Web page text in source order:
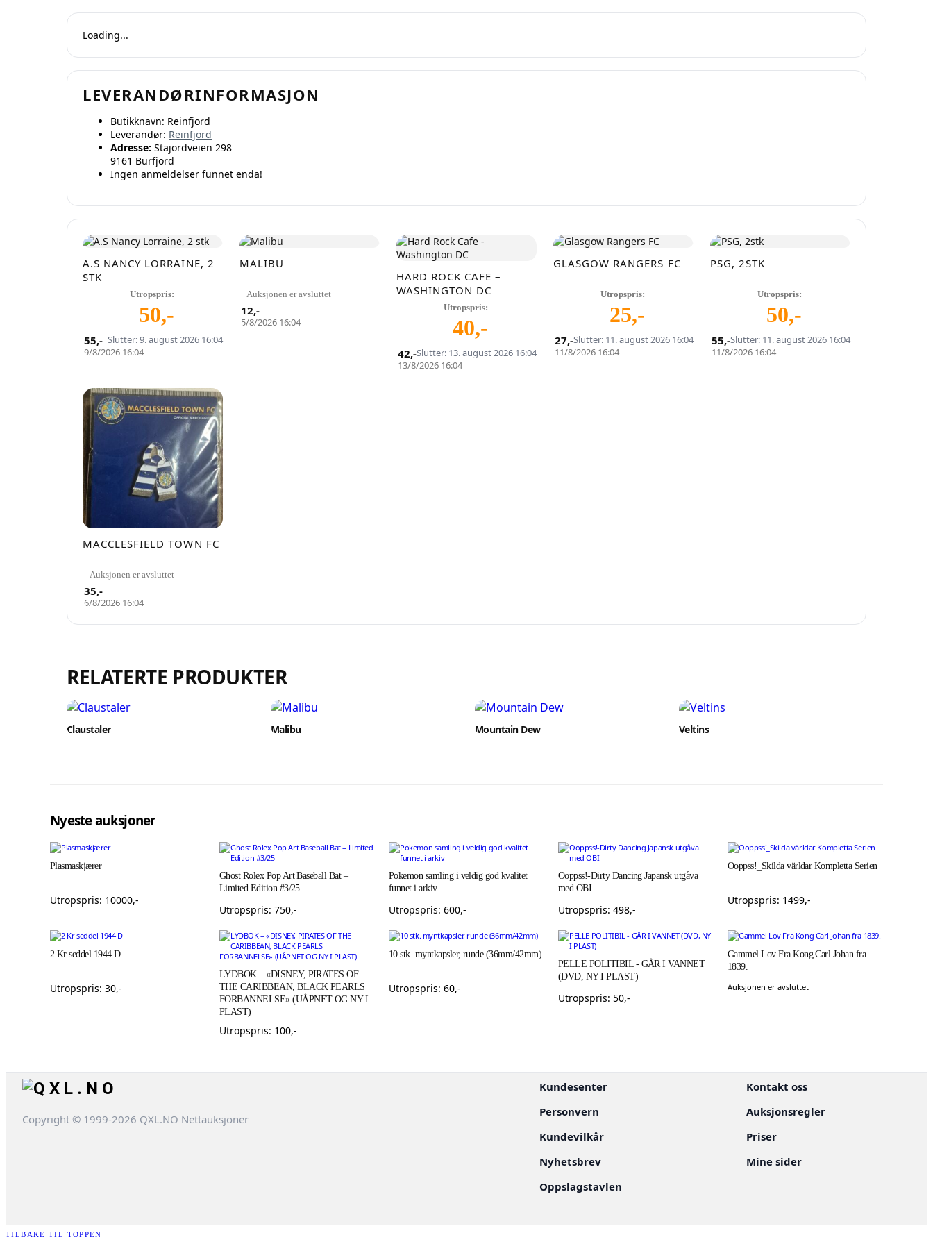
Loading...
LEVERANDØRINFORMASJON
Butikknavn: Reinfjord
Leverandør: Reinfjord
Adresse: Stajordveien 298
9161 Burfjord
Ingen anmeldelser funnet enda!
Slutter: 9. august 2026 16:04
A.S NANCY LORRAINE, 2
STK
Utropspris:
50,-
9/8/2026 16:04
55,-
MALIBU
Auksjonen er avsluttet
5/8/2026 16:04
12,-
Slutter: 13. august 2026 16:04
HARD ROCK CAFE –
WASHINGTON DC
Utropspris:
40,-
13/8/2026 16:04
42,-
Slutter: 11. august 2026 16:04
GLASGOW RANGERS FC
Utropspris:
25,-
11/8/2026 16:04
27,- Slutter: 11. august 2026 16:04
PSG, 2STK
Utropspris:
50,-
11/8/2026 16:04
55,-
MACCLESFIELD TOWN FC
Auksjonen er avsluttet
6/8/2026 16:04
35,-
RELATERTE PRODUKTER
Claustaler Malibu Mountain Dew Veltins
Nyeste auksjoner
Plasmaskjærer
Utropspris: 10000,-
Ghost Rolex Pop Art Baseball Bat –
Limited Edition #3/25
Utropspris: 750,-
Pokemon samling i veldig god kvalitet
funnet i arkiv
Utropspris: 600,-
Ooppss!-Dirty Dancing Japansk utgåva
med OBI
Utropspris: 498,-
Ooppss!_Skilda världar Kompletta Serien
Utropspris: 1499,-
2 Kr seddel 1944 D
Utropspris: 30,-
LYDBOK – «DISNEY, PIRATES OF
THE CARIBBEAN, BLACK PEARLS
FORBANNELSE» (UÅPNET OG NY I
PLAST)
Utropspris: 100,-
10 stk. myntkapsler, runde (36mm/42mm)
Utropspris: 60,-
PELLE POLITIBIL - GÅR I VANNET
(DVD, NY I PLAST)
Utropspris: 50,-
Gammel Lov Fra Kong Carl Johan fra
1839.
Auksjonen er avsluttet
Copyright © 1999-2026 QXL.NO Nettauksjoner
Kundesenter
Kontakt oss
Personvern
Auksjonsregler
Kundevilkår
Priser
Nyhetsbrev
Mine sider
Oppslagstavlen
Registrer konto
TILBAKE TIL TOPPEN